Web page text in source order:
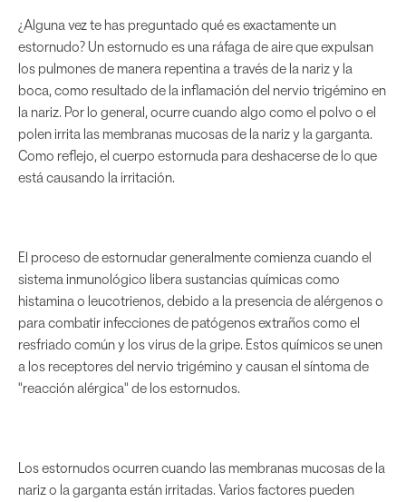
¿Alguna vez te has preguntado qué es exactamente un
estornudo? Un estornudo es una ráfaga de aire que expulsan
los pulmones de manera repentina a través de la nariz y la
boca, como resultado de la inflamación del nervio trigémino en
la nariz. Por lo general, ocurre cuando algo como el polvo o el
polen irrita las membranas mucosas de la nariz y la garganta.
Como reflejo, el cuerpo estornuda para deshacerse de lo que
está causando la irritación.
El proceso de estornudar generalmente comienza cuando el
sistema inmunológico libera sustancias químicas como
histamina o leucotrienos, debido a la presencia de alérgenos o
para combatir infecciones de patógenos extraños como el
resfriado común y los virus de la gripe. Estos químicos se unen
a los receptores del nervio trigémino y causan el síntoma de
"reacción alérgica" de los estornudos.
Los estornudos ocurren cuando las membranas mucosas de la
nariz o la garganta están irritadas. Varios factores pueden